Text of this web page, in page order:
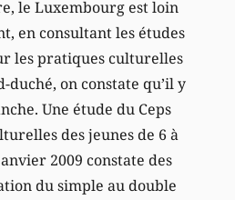
le Luxembourg est loin
en consultant les études
les pratiques culturelles
duché, on constate qu’il y
Une étude du Ceps
des jeunes de 6 à
2009 constate des
du simple au double